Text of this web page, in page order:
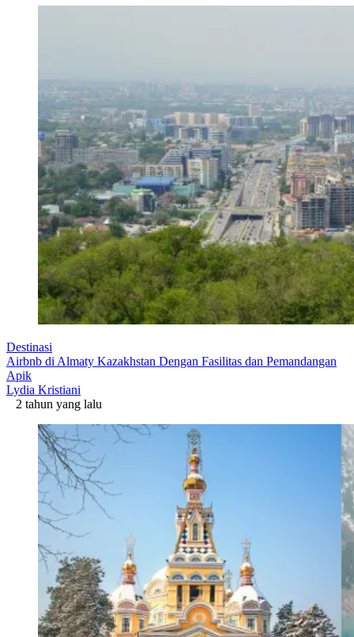
Destinasi
Airbnb di Almaty Kazakhstan Dengan Fasilitas dan Pemandangan
Apik
Lydia Kristiani
2 tahun yang lalu